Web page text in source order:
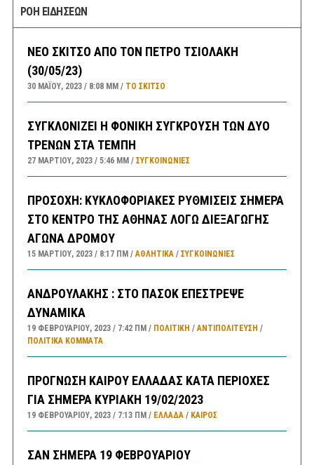
ΡΟΗ ΕΙΔΗΣΕΩΝ
ΝΕΟ ΣΚΙΤΣΟ ΑΠΟ ΤΟΝ ΠΕΤΡΟ ΤΣΙΟΛΑΚΗ
(30/05/23)
30 ΜΑΪ́ΟΥ, 2023 8:08 ΜΜ ΤΟ ΣΚΊΤΣΟ
ΣΥΓΚΛΟΝΙΖΕΙ Η ΦΟΝΙΚΗ ΣΥΓΚΡΟΥΣΗ ΤΩΝ ΔΥΟ
ΤΡΕΝΩΝ ΣΤΑ ΤΕΜΠΗ
27 ΜΑΡΤΊΟΥ, 2023 5:46 ΜΜ ΣΥΓΚΟΙΝΩΝΊΕΣ
ΠΡΟΣΟΧΗ: ΚΥΚΛΟΦΟΡΙΑΚΕΣ ΡΥΘΜΙΣΕΙΣ ΣΗΜΕΡΑ
ΣΤΟ ΚΕΝΤΡΟ ΤΗΣ ΑΘΗΝΑΣ ΛΟΓΩ ΔΙΕΞΑΓΩΓΗΣ
ΑΓΩΝΑ ΔΡΟΜΟΥ
15 ΜΑΡΤΊΟΥ, 2023 8:17 ΠΜ ΑΘΛΗΤΙΚΑ/ ΣΥΓΚΟΙΝΩΝΊΕΣ
ΑΝΔΡΟΥΛΑΚΗΣ : ΣΤΟ ΠΑΣΟΚ ΕΠΕΣΤΡΕΨΕ
ΔΥΝΑΜΙΚΑ
19 ΦΕΒΡΟΥΑΡΊΟΥ, 2023 7:42 ΠΜ ΠΟΛΙΤΙΚΗ /ΑΝΤΙΠΟΛΊΤΕΥΣΗ /
ΠΟΛΙΤΙΚΆ ΚΌΜΜΑΤΑ
ΠΡΟΓΝΩΣΗ ΚΑΙΡΟΥ ΕΛΛΑΔΑΣ ΚΑΤΑ ΠΕΡΙΟΧΕΣ
ΓΙΑ ΣΗΜΕΡΑ ΚΥΡΙΑΚΗ 19/02/2023
19 ΦΕΒΡΟΥΑΡΊΟΥ, 2023 7:13 ΠΜ ΕΛΛΑΔA/ ΚΑΙΡΌΣ
ΣΑΝ ΣΗΜΕΡΑ 19 ΦΕΒΡΟΥΑΡΙΟΥ